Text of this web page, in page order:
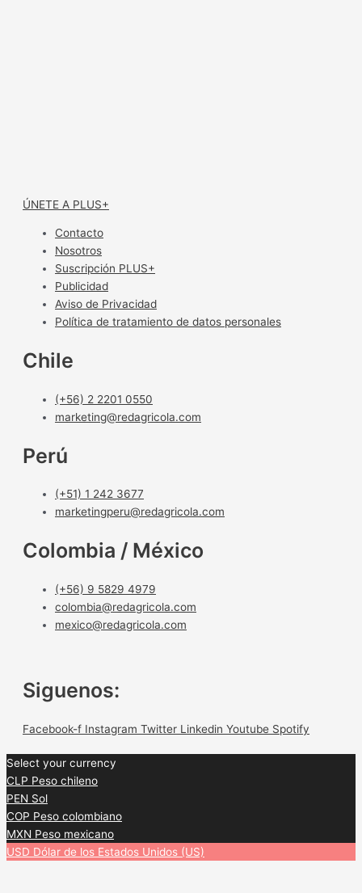
ÚNETE A PLUS+
Contacto
Nosotros
Suscripción PLUS+
Publicidad
Aviso de Privacidad
Política de tratamiento de datos personales
Chile
(+56) 2 2201 0550
marketing@redagricola.com
Perú
(+51) 1 242 3677
marketingperu@redagricola.com
Colombia / México
(+56) 9 5829 4979
colombia@redagricola.com
mexico@redagricola.com
Siguenos:
Facebook-f Instagram Twitter Linkedin Youtube Spotify
Select your currency
CLP Peso chileno
PEN Sol
COP Peso colombiano
MXN Peso mexicano
USD Dólar de los Estados Unidos (US)